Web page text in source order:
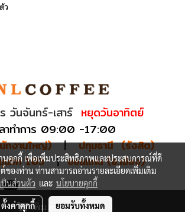
เพิ่มลงรถเข็น
ว
วันจันทร์-เสาร์ หยุดวันอาทิตย์
ลาทำการ 09:00 -17:00
นักงานใหญ่)|
ปทุมธานี (รังสิต)
ขุมวิท 103| ขอนแก่น (อ.เมือง)
านคุกกี้ เพื่อเพิ่มประสิทธิภาพและประสบการณ์ที่ดี
ต์ของท่าน ท่านสามารถอ่านรายละเอียดเพิ่มเติม
ป็นส่วนตัว และ นโยบายคุกกี้
ตั้งค่าคุกกี้ ยอมรับทั้งหมด